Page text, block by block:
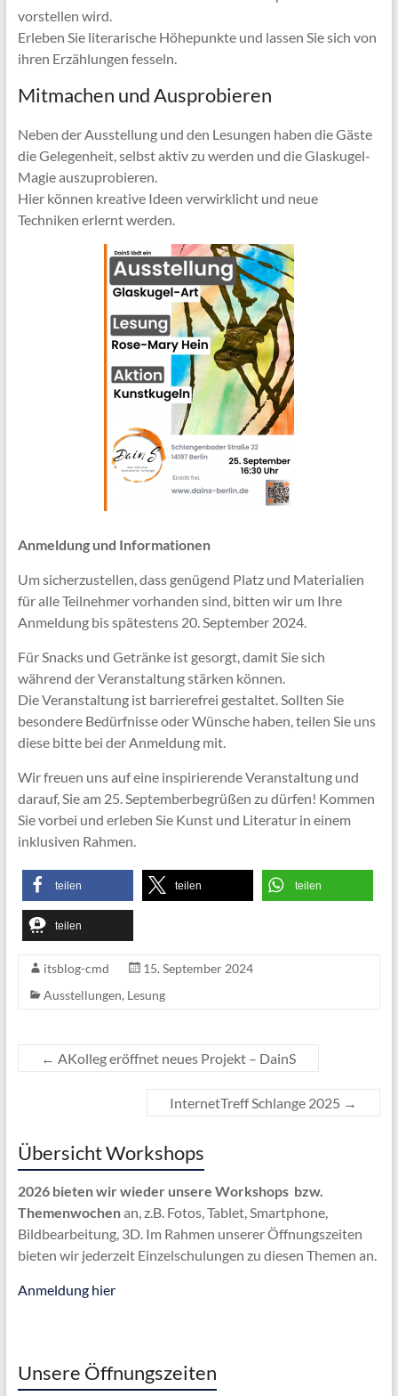
vorstellen wird.
Erleben Sie literarische Höhepunkte und lassen Sie sich von
ihren Erzählungen fesseln.
Mitmachen und Ausprobieren
Neben der Ausstellung und den Lesungen haben die Gäste
die Gelegenheit, selbst aktiv zu werden und die Glaskugel-
Magie auszuprobieren.
Hier können kreative Ideen verwirklicht und neue
Techniken erlernt werden.
Anmeldung und Informationen
Um sicherzustellen, dass genügend Platz und Materialien
für alle Teilnehmer vorhanden sind, bitten wir um Ihre
Anmeldung bis spätestens 20. September 2024.
Für Snacks und Getränke ist gesorgt, damit Sie sich
während der Veranstaltung stärken können.
Die Veranstaltung ist barrierefrei gestaltet. Sollten Sie
besondere Bedürfnisse oder Wünsche haben, teilen Sie uns
diese bitte bei der Anmeldung mit.
Wir freuen uns auf eine inspirierende Veranstaltung und
darauf, Sie am 25. Septemberbegrüßen zu dürfen! Kommen
Sie vorbei und erleben Sie Kunst und Literatur in einem
inklusiven Rahmen.
teilen teilen teilen
teilen
itsblog-cmd
15. September 2024
Ausstellungen, Lesung
← AKolleg eröffnet neues Projekt – DainS
InternetTreff Schlange 2025 →
Übersicht Workshops
2026 bieten wir wieder unsere Workshops bzw.
Themenwochenan, z.B. Fotos, Tablet, Smartphone,
Bildbearbeitung, 3D. Im Rahmen unserer Öffnungszeiten
bieten wir jederzeit Einzelschulungen zu diesen Themen an.
Anmeldung hier
Unsere Öffnungszeiten